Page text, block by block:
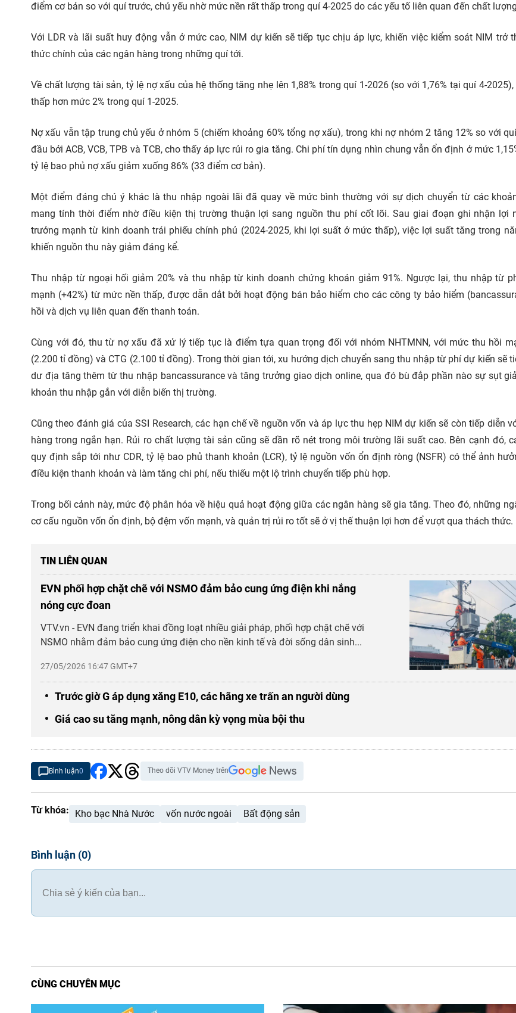
điểm cơ bản so với quí trước, chủ yếu nhờ mức nền rất thấp trong quí 4-2025 do các yếu tố liên quan đến chất
Với LDR và lãi suất huy động vẫn ở mức cao, NIM dự kiến sẽ tiếp tục chịu áp lực, khiến việc kiểm soát NIM trở
thức chính của các ngân hàng trong những quí tới.
Về chất lượng tài sản, tỷ lệ nợ xấu của hệ thống tăng nhẹ lên 1,88% trong quí 1-2026 (so với 1,76% tại quí 4-
thấp hơn mức 2% trong quí 1-2025.
Nợ xấu vẫn tập trung chủ yếu ở nhóm 5 (chiếm khoảng 60% tổng nợ xấu), trong khi nợ nhóm 2 tăng 12% so với
đầu bởi ACB, VCB, TPB và TCB, cho thấy áp lực rủi ro gia tăng. Chi phí tín dụng nhìn chung vẫn ổn định ở mức
tỷ lệ bao phủ nợ xấu giảm xuống 86% (33 điểm cơ bản).
Một điểm đáng chú ý khác là thu nhập ngoài lãi đã quay về mức bình thường với sự dịch chuyển từ các
mang tính thời điểm nhờ điều kiện thị trường thuận lợi sang nguồn thu phí cốt lõi. Sau giai đoạn ghi nhận lợi
trưởng mạnh từ kinh doanh trái phiếu chính phủ (2024-2025, khi lợi suất ở mức thấp), việc lợi suất tăng trong
khiến nguồn thu này giảm đáng kể.
Thu nhập từ ngoại hối giảm 20% và thu nhập từ kinh doanh chứng khoán giảm 91%. Ngược lại, thu nhập từ
mạnh (+42%) từ mức nền thấp, được dẫn dắt bởi hoạt động bán bảo hiểm cho các công ty bảo hiểm
hồi và dịch vụ liên quan đến thanh toán.
Cùng với đó, thu từ nợ xấu đã xử lý tiếp tục là điểm tựa quan trọng đối với nhóm NHTMNN, với mức thu hồi
(2.200 tỉ đồng) và CTG (2.100 tỉ đồng). Trong thời gian tới, xu hướng dịch chuyển sang thu nhập từ phí dự kiến sẽ
dư địa tăng thêm từ thu nhập bancassurance và tăng trưởng giao dịch online, qua đó bù đắp phần nào sự sụt
khoản thu nhập gắn với diễn biến thị trường.
Cũng theo đánh giá của SSI Research, các hạn chế về nguồn vốn và áp lực thu hẹp NIM dự kiến sẽ còn tiếp diễn
hàng trong ngắn hạn. Rủi ro chất lượng tài sản cũng sẽ dần rõ nét trong môi trường lãi suất cao. Bên cạnh đó,
quy định sắp tới như CDR, tỷ lệ bao phủ thanh khoản (LCR), tỷ lệ nguồn vốn ổn định ròng (NSFR) có thể ảnh
điều kiện thanh khoản và làm tăng chi phí, nếu thiếu một lộ trình chuyển tiếp phù hợp.
Trong bối cảnh này, mức độ phân hóa về hiệu quả hoạt động giữa các ngân hàng sẽ gia tăng. Theo đó, những
cơ cấu nguồn vốn ổn định, bộ đệm vốn mạnh, và quản trị rủi ro tốt sẽ ở vị thế thuận lợi hơn để vượt qua thách thức.
TIN LIÊN QUAN
EVN phối hợp chặt chẽ với NSMO đảm bảo cung ứng điện khi nắng
nóng cực đoan
27/05/2026 16:47 GMT+7
VTV.vn - EVN đang triển khai đồng loạt nhiều giải pháp, phối hợp chặt chẽ với
NSMO nhằm đảm bảo cung ứng điện cho nền kinh tế và đời sống dân sinh...
Trước giờ G áp dụng xăng E10, các hãng xe trấn an người dùng
Giá cao su tăng mạnh, nông dân kỳ vọng mùa bội thu
Bình luận0 Theo dõi VTV Money trên
Từ khóa: Kho bạc Nhà Nước vốn nước ngoài Bất động sản
Bình luận (0)
CÙNG CHUYÊN MỤC